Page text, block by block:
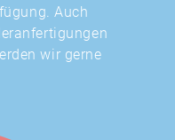
Auch
wir gerne